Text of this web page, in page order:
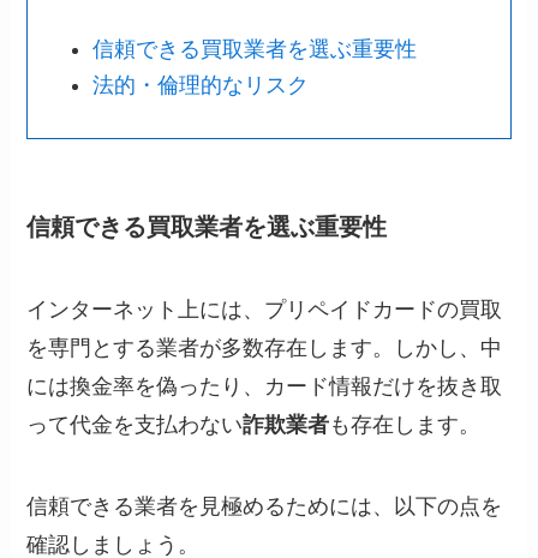
信頼できる買取業者を選ぶ重要性
法的・倫理的なリスク
信頼できる買取業者を選ぶ重要性
インターネット上には、プリペイドカードの買取
を専門とする業者が多数存在します。しかし、中
には換金率を偽ったり、カード情報だけを抜き取
って代金を支払わない詐欺業者も存在します。
信頼できる業者を見極めるためには、以下の点を
確認しましょう。